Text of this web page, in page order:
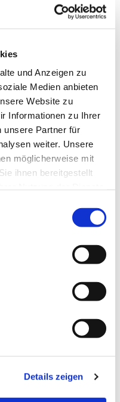
und Anzeigen zu
Medien anbieten
Website zu
Informationen zu Ihrer
unsere Partner für
weiter. Unsere
möglicherweise mit
ihnen bereitgestellt
Details zeigen
auch